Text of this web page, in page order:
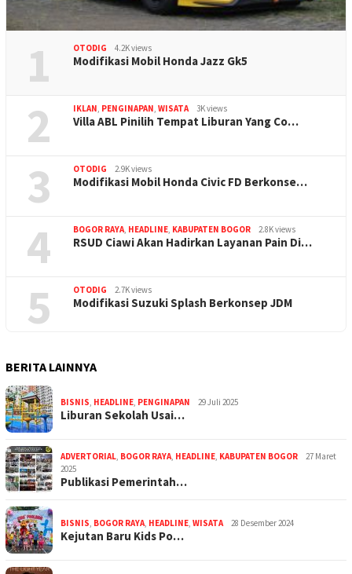
1 OTODIG 4.2K views
Modifikasi Mobil Honda Jazz Gk5
2 IKLAN, PENGINAPAN, WISATA 3K views
Villa ABL Pinilih Tempat Liburan Yang Co…
3 OTODIG 2.9K views
Modifikasi Mobil Honda Civic FD Berkonse…
4 BOGOR RAYA, HEADLINE, KABUPATEN BOGOR 2.8K views
RSUD Ciawi Akan Hadirkan Layanan Pain Di…
5 OTODIG 2.7K views
Modifikasi Suzuki Splash Berkonsep JDM
BERITA LAINNYA
BISNIS, HEADLINE, PENGINAPAN 29 Juli 2025
Liburan Sekolah Usai…
ADVERTORIAL, BOGOR RAYA, HEADLINE, KABUPATEN BOGOR
27 Maret
2025
Publikasi Pemerintah…
BISNIS, BOGOR RAYA, HEADLINE, WISATA 28 Desember 2024
Kejutan Baru Kids Po…